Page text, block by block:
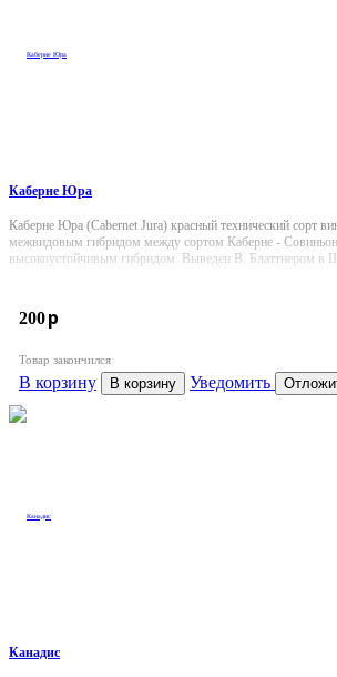
Каберне Юра
Каберне Юра (Cabernet Jura) красный технический сорт
межвидовым гибридом между сортом Каберне -
высокоустойчивым гибридом. Выведен В. Блаттнером в
200p
Товар закончился
В корзину В корзину Уведомить
Канадис